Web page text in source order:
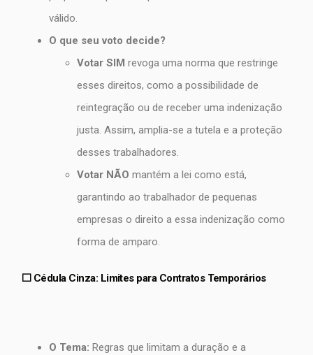
válido.
O que seu voto decide?
Votar SIM revoga uma norma que restringe
esses direitos, como a possibilidade de
reintegração ou de receber uma indenização
justa. Assim, amplia-se a tutela e a proteção
desses trabalhadores.
Votar NÃO mantém a lei como está,
garantindo ao trabalhador de pequenas
empresas o direito a essa indenização como
forma de amparo.
⬜ Cédula Cinza: Limites para Contratos Temporários
O Tema: Regras que limitam a duração e a